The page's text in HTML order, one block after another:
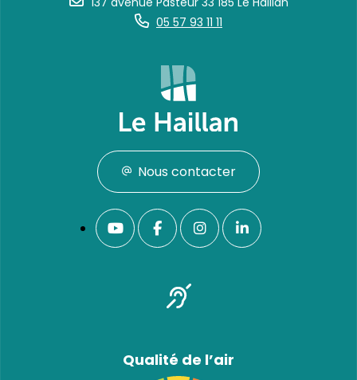
05 57 93 11 11
Nous contacter
Qualité de l’air